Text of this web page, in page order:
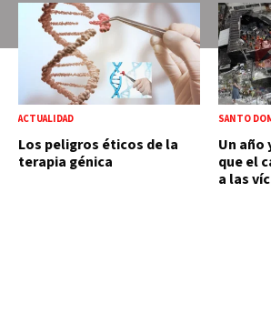
ACTUALIDAD
Los peligros éticos de la
terapia génica
SANTO
Un año
que el
a las